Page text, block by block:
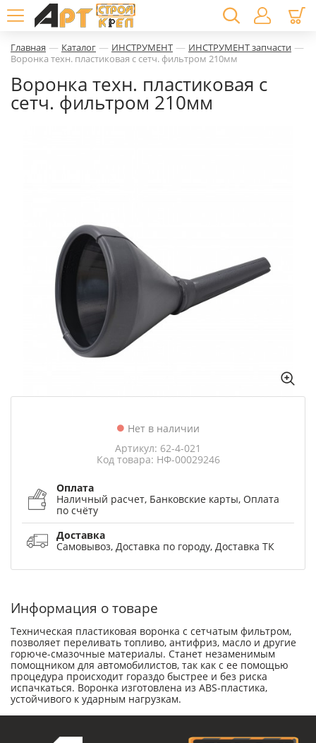
Главная — Каталог — ИНСТРУМЕНТ — ИНСТРУМЕНТ запчасти —
Воронка техн. пластиковая с сетч. фильтром 210мм
Воронка техн. пластиковая с
сетч. фильтром 210мм
Нет в наличии
Артикул: 62-4-021
Код товара: НФ-00029246
Оплата
Наличный расчет, Банковские карты, Оплата
по счёту
Доставка
Самовывоз, Доставка по городу, Доставка ТК
Информация о товаре
Техническая пластиковая воронка с сетчатым фильтром,
позволяет переливать топливо, антифриз, масло и другие
горюче-смазочные материалы. Станет незаменимым
помощником для автомобилистов, так как с ее помощью
процедура происходит гораздо быстрее и без риска
испачкаться. Воронка изготовлена из ABS-пластика,
устойчивого к ударным нагрузкам.